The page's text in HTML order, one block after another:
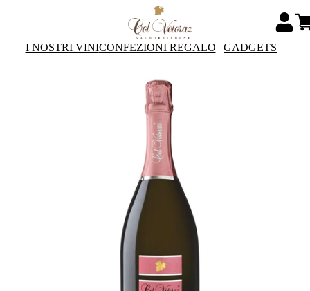
I NOSTRI VINICONFEZIONI REGALO GADGETS